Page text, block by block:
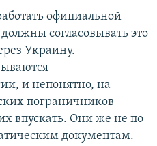
официальной
согласовывать это
Украину.
и непонятно, на
пограничников
впускать. Они же не по
документам.